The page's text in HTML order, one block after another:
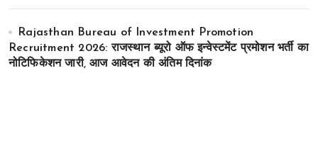
Rajasthan Bureau of Investment Promotion
Recruitment 2026: राजस्थान ब्यूरो ऑफ इन्वेस्टमेंट प्रमोशन भर्ती का
नोटिफिकेशन जारी, आज आवेदन की अंतिम दिनांक